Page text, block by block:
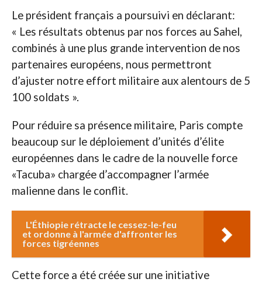
Le président français a poursuivi en déclarant:
« Les résultats obtenus par nos forces au Sahel,
combinés à une plus grande intervention de nos
partenaires européens, nous permettront
d’ajuster notre effort militaire aux alentours de 5
100 soldats ».
Pour réduire sa présence militaire, Paris compte
beaucoup sur le déploiement d’unités d’élite
européennes dans le cadre de la nouvelle force
«Tacuba» chargée d’accompagner l’armée
malienne dans le conflit.
L'Éthiopie rétracte le cessez-le-feu
et ordonne à l'armée d'affronter les
forces tigréennes
Cette force a été créée sur une initiative